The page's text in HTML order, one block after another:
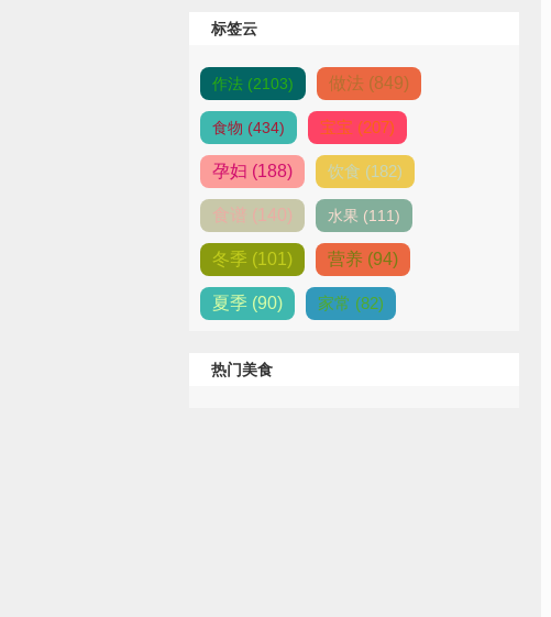
标签云
作法 (2103) 做法 (849)
食物 (434) 宝宝 (207)
孕妇 (188) 饮食 (182)
食谱 (140) 水果 (111)
冬季 (101) 营养 (94)
夏季 (90) 家常 (82)
热门美食